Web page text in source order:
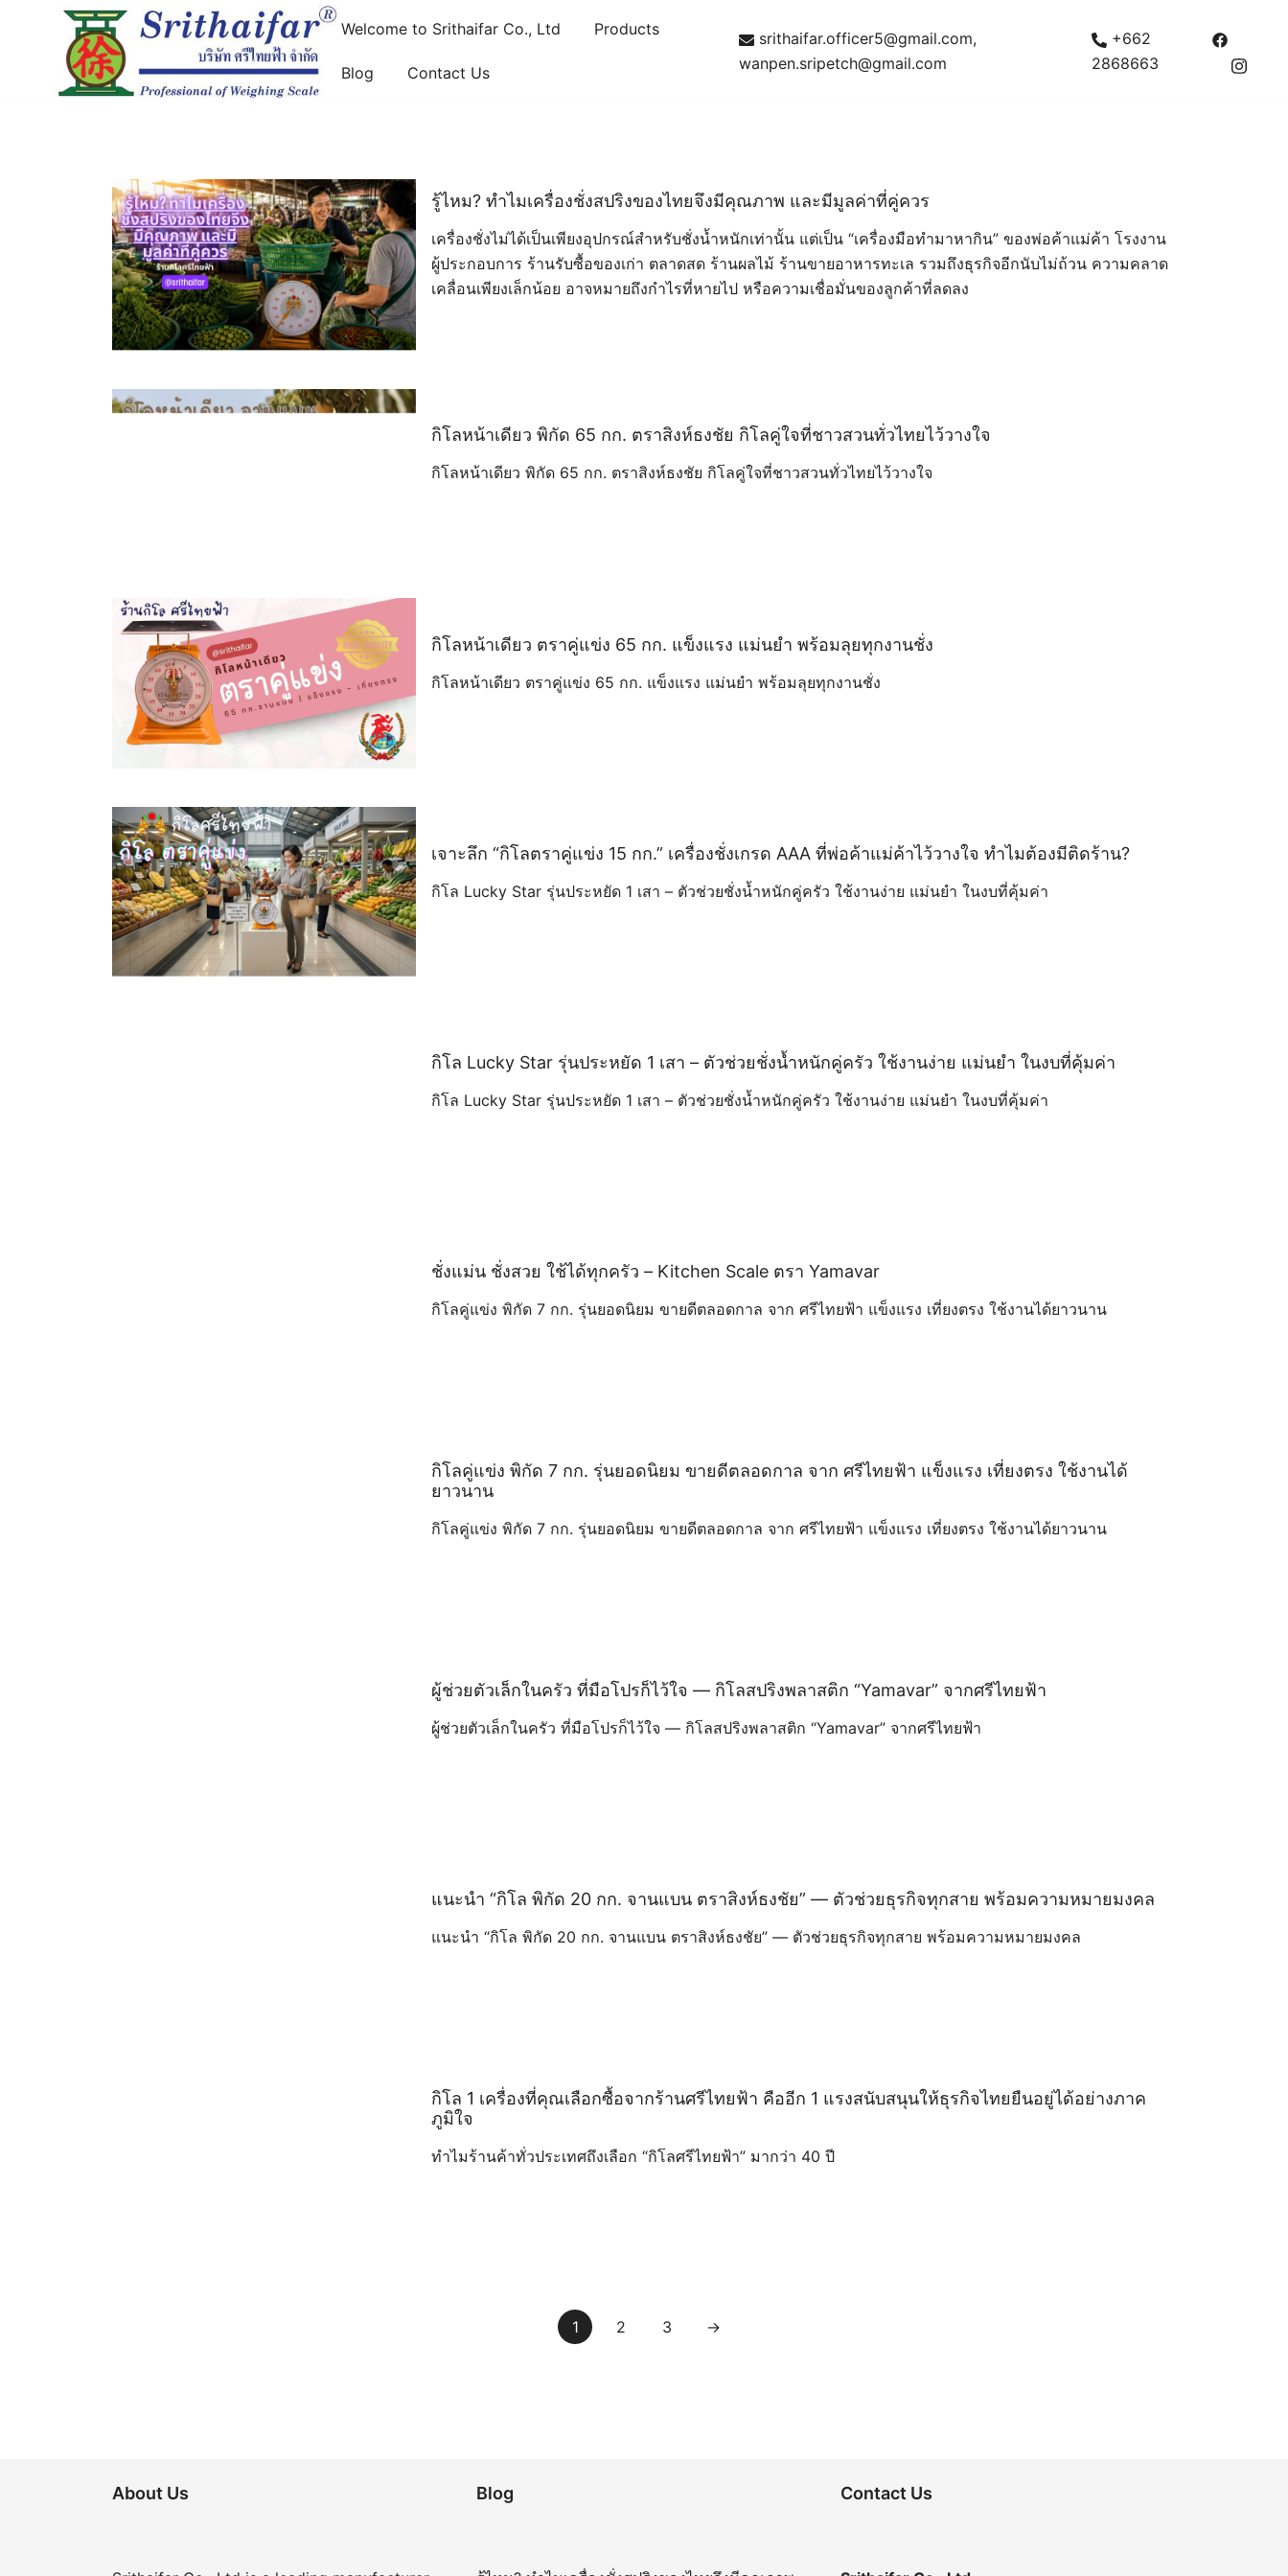
Welcome to Srithaifar Co., Ltd Products
Blog Contact Us
srithaifar.officer5@gmail.com,
wanpen.sripetch@gmail.com
+662
2868663
รู้ไหม? ทำไมเครื่องชั่งสปริงของไทยจึงมีคุณภาพ และมีมูลค่าที่คู่ควร
เครื่องชั่งไม่ได้เป็นเพียงอุปกรณ์สำหรับชั่งน้ำหนักเท่านั้น แต่เป็น “เครื่องมือทำมาหากิน” ของพ่อค้าแม่ค้า โรงงาน
ผู้ประกอบการ ร้านรับซื้อของเก่า ตลาดสด ร้านผลไม้ ร้านขายอาหารทะเล รวมถึงธุรกิจอีกนับไม่ถ้วน ความคลาด
เคลื่อนเพียงเล็กน้อย อาจหมายถึงกำไรที่หายไป หรือความเชื่อมั่นของลูกค้าที่ลดลง
กิโลหน้าเดียว พิกัด 65 กก. ตราสิงห์ธงชัย กิโลคู่ใจที่ชาวสวนทั่วไทยไว้วางใจ
กิโลหน้าเดียว พิกัด 65 กก. ตราสิงห์ธงชัย กิโลคู่ใจที่ชาวสวนทั่วไทยไว้วางใจ
กิโลหน้าเดียว ตราคู่แข่ง 65 กก. แข็งแรง แม่นยำ พร้อมลุยทุกงานชั่ง
กิโลหน้าเดียว ตราคู่แข่ง 65 กก. แข็งแรง แม่นยำ พร้อมลุยทุกงานชั่ง
เจาะลึก “กิโลตราคู่แข่ง 15 กก.” เครื่องชั่งเกรด AAA ที่พ่อค้าแม่ค้าไว้วางใจ ทำไมต้องมีติดร้าน?
กิโล Lucky Star รุ่นประหยัด 1 เสา – ตัวช่วยชั่งน้ำหนักคู่ครัว ใช้งานง่าย แม่นยำ ในงบที่คุ้มค่า
กิโล Lucky Star รุ่นประหยัด 1 เสา – ตัวช่วยชั่งน้ำหนักคู่ครัว ใช้งานง่าย แม่นยำ ในงบที่คุ้มค่า
กิโล Lucky Star รุ่นประหยัด 1 เสา – ตัวช่วยชั่งน้ำหนักคู่ครัว ใช้งานง่าย แม่นยำ ในงบที่คุ้มค่า
ชั่งแม่น ชั่งสวย ใช้ได้ทุกครัว – Kitchen Scale ตรา Yamavar
กิโลคู่แข่ง พิกัด 7 กก. รุ่นยอดนิยม ขายดีตลอดกาล จาก ศรีไทยฟ้า แข็งแรง เที่ยงตรง ใช้งานได้ยาวนาน
กิโลคู่แข่ง พิกัด 7 กก. รุ่นยอดนิยม ขายดีตลอดกาล จาก ศรีไทยฟ้า แข็งแรง เที่ยงตรง ใช้งานได้
ยาวนาน
กิโลคู่แข่ง พิกัด 7 กก. รุ่นยอดนิยม ขายดีตลอดกาล จาก ศรีไทยฟ้า แข็งแรง เที่ยงตรง ใช้งานได้ยาวนาน
ผู้ช่วยตัวเล็กในครัว ที่มือโปรก็ไว้ใจ — กิโลสปริงพลาสติก “Yamavar” จากศรีไทยฟ้า
ผู้ช่วยตัวเล็กในครัว ที่มือโปรก็ไว้ใจ — กิโลสปริงพลาสติก “Yamavar” จากศรีไทยฟ้า
แนะนำ “กิโล พิกัด 20 กก. จานแบน ตราสิงห์ธงชัย” — ตัวช่วยธุรกิจทุกสาย พร้อมความหมายมงคล
แนะนำ “กิโล พิกัด 20 กก. จานแบน ตราสิงห์ธงชัย” — ตัวช่วยธุรกิจทุกสาย พร้อมความหมายมงคล
กิโล 1 เครื่องที่คุณเลือกซื้อจากร้านศรีไทยฟ้า คืออีก 1 แรงสนับสนุนให้ธุรกิจไทยยืนอยู่ได้อย่างภาค
ภูมิใจ
ทำไมร้านค้าทั่วประเทศถึงเลือก “กิโลศรีไทยฟ้า” มากว่า 40 ปี
1 2 3 →
About Us Blog Contact Us